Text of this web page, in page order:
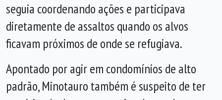
seguia coordenando ações e participava
diretamente de assaltos quando os alvos
ficavam próximos de onde se refugiava.
Apontado por agir em condomínios de alto
padrão, Minotauro também é suspeito de ter